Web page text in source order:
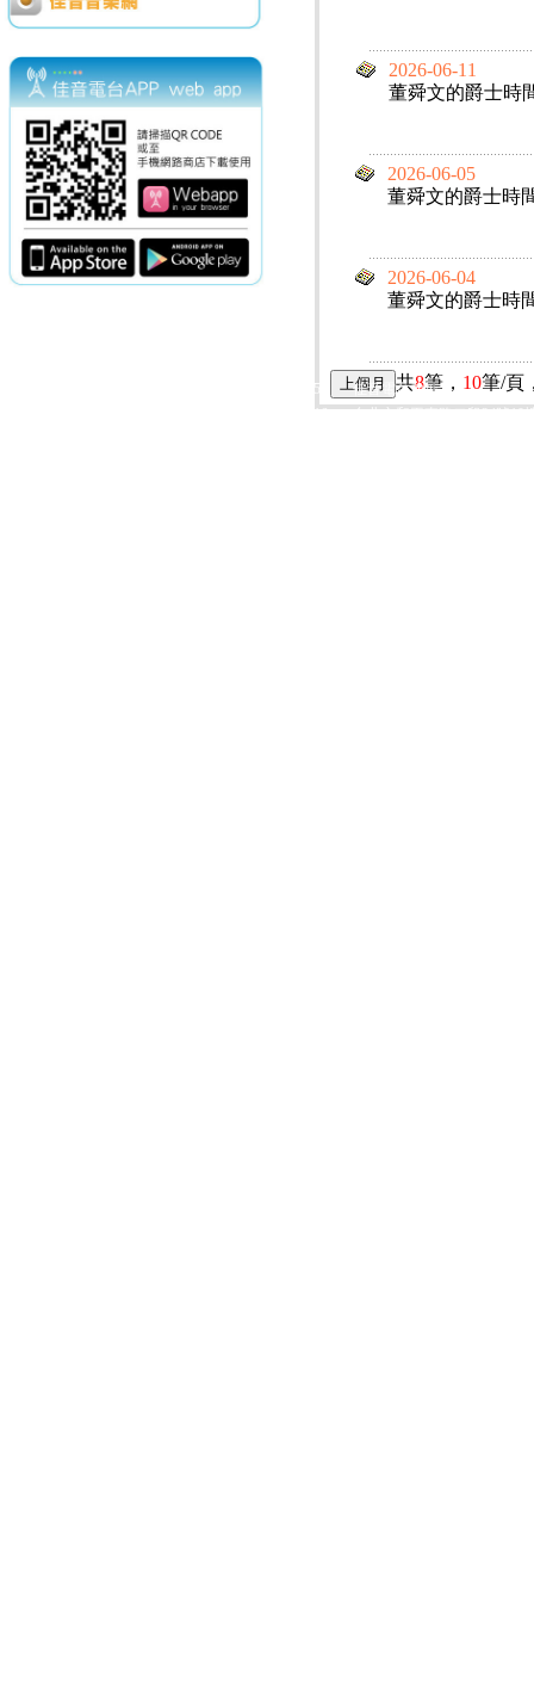
2026-06-11
董舜文的爵士時
2026-06-05
董舜文的爵士時
2026-06-04
董舜文的爵士時
共8筆， 10筆/頁
電話：(02)2369-9050
佳音電台地址：
傳真：(02)2362-7816
台北市和平東路二段24號10